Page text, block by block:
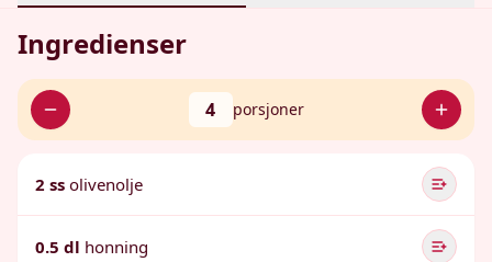
Ingredienser
4 porsjoner
2 ss olivenolje
0.5 dl honning